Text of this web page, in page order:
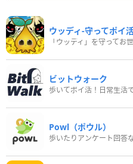
ウッディ‐守ってポイ
「ウッディ」を守ってお
ビットウォーク
Powl（ポウル）